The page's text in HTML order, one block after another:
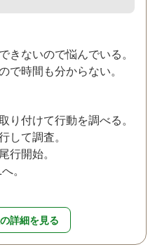
きないので悩んでいる。
で時間も分からない。
り付けて行動を調べる。
して調査。
行開始。
。
詳細を見る